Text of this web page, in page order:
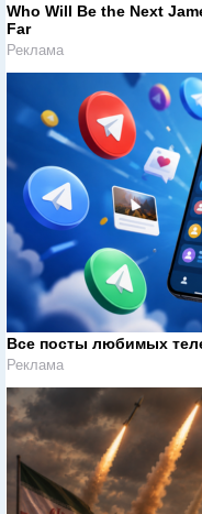
Who Will Be the Next
Far
Реклама
Все посты любимых
Реклама